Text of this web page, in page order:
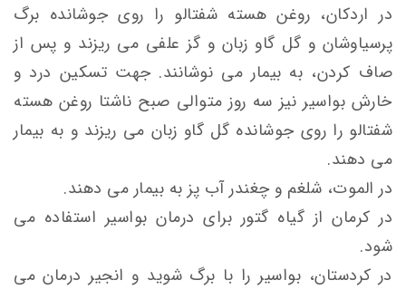
در اردکان، روغن هسته شفتالو را روی جوشانده برگ
پرسیاوشان و گل گاو زبان و گز علفی می ریزند و پس از
صاف کردن، به بیمار می نوشانند. جهت تسکین درد و
خارش بواسیر نیز سه روز متوالی صبح ناشتا روغن هسته
شفتالو را روی جوشانده گل گاو زبان می ریزند و به بیمار
می دهند.
در الموت، شلغم و چغندر آب پز به بیمار می دهند.
در کرمان از گیاه گتور برای درمان بواسیر استفاده می
شود.
در کردستان، بواسیر را با برگ شوید و انجیر درمان می